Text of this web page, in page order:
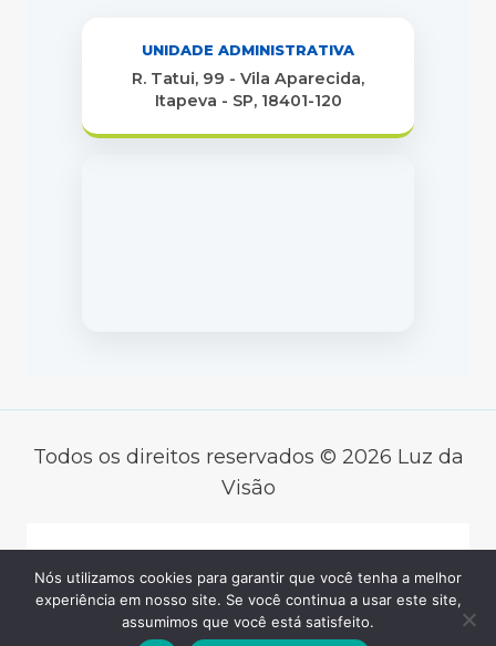
UNIDADE ADMINISTRATIVA
R. Tatui, 99 - Vila Aparecida,
Itapeva - SP, 18401-120
Todos os direitos reservados © 2026 Luz da
Visão
Desenvolvido por
GERMINAR
TECNOLOGIA SOCIAL
Nós utilizamos cookies para garantir que você tenha a melhor
experiência em nosso site. Se você continua a usar este site,
assumimos que você está satisfeito.